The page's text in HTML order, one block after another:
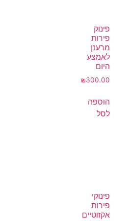
פינוק
פירות
מרענן
לאמצע
היום
₪300.00
הוספה
לסל
פינוקי
פירות
אקזוטיים